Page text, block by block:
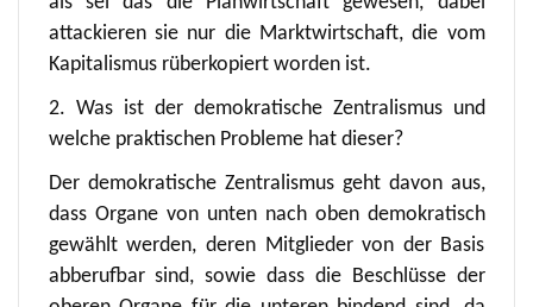
attackieren sie nur die Marktwirtschaft, die vom
Kapitalismus rüberkopiert worden ist.
2. Was ist der demokratische Zentralismus und
welche praktischen Probleme hat dieser?
Der demokratische Zentralismus geht davon aus,
dass Organe von unten nach oben demokratisch
gewählt werden, deren Mitglieder von der Basis
abberufbar sind, sowie dass die Beschlüsse der